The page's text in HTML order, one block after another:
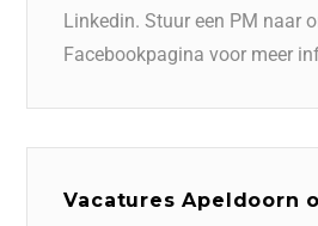
Linkedin. Stuur een PM naar
Facebookpagina voor meer
Vacatures Apeldoorn